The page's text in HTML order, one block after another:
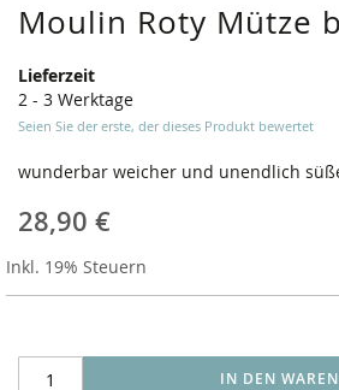
Moulin Roty Mütze
Lieferzeit
2 - 3 Werktage
Seien Sie der erste, der dieses Produkt bewertet
wunderbar weicher und unendlich
28,90 €
Inkl. 19% Steuern
IN DEN
Zum
Anfang
der
Bildergalerie
springen